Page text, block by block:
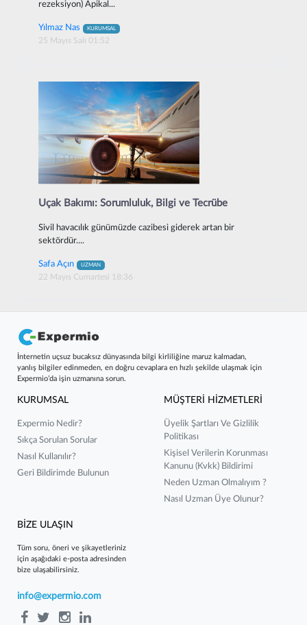
rezeksiyon) Apikal...
Yılmaz Nas KURUMSAL
25 Mayıs Salı 01:52
Uçak Bakımı: Sorumluluk, Bilgi ve Tecrübe
Sivil havacılık günümüzde cazibesi giderek artan bir
sektördür....
Safa Açın UZMAN
22 Mayıs Cumartesi 18:36
İnternetin uçsuz bucaksız dünyasında bilgi kirliliğine maruz kalmadan,
yanlış bilgiler edinmeden, en doğru cevaplara en hızlı şekilde ulaşmak için
Expermio’da işin uzmanına sorun.
KURUMSAL
Expermio Nedir?
Sıkça Sorulan Sorular
Nasıl Kullanılır?
Geri Bildirimde Bulunun
MÜŞTERİ HİZMETLERİ
Üyelik Şartları Ve Gizlilik
Politikası
Kişisel Verilerin Korunması
Kanunu (kvkk) Bildirimi
Neden Uzman Olmalıyım ?
Nasıl Uzman Üye Olunur?
BİZE ULAŞIN
Tüm soru, öneri ve şikayetleriniz
için aşağıdaki e-posta adresinden
bize ulaşabilirsiniz.
info@expermio.com